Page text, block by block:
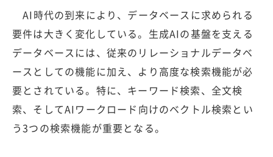
AI時代の到来により、データベースに求められる
要件は大きく変化している。生成AIの基盤を支える
データベースには、従来のリレーショナルデータベ
ースとしての機能に加え、より高度な検索機能が必
要とされている。特に、キーワード検索、全文検
索、そしてAIワークロード向けのベクトル検索とい
う3つの検索機能が重要となる。